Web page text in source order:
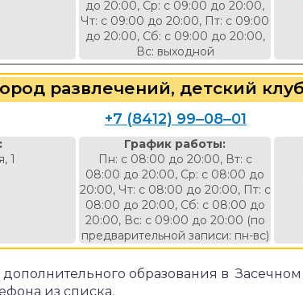
до 20:00, Ср: с 09:00 до 20:00,
Чт: с 09:00 до 20:00, Пт: с 09:00
до 20:00, Сб: с 09:00 до 20:00,
Вс: выходной
развлечений, детский
+7 (8412) 99‒08‒01
1
График работы:
Пн: с 08:00 до 20:00, Вт: с
08:00 до 20:00, Ср: с 08:00 до
20:00, Чт: с 08:00 до 20:00, Пт: с
08:00 до 20:00, Сб: с 08:00 до
20:00, Вс: с 09:00 до 20:00 (по
предварительной записи: пн-вс)
образования в Засечном
из списка.